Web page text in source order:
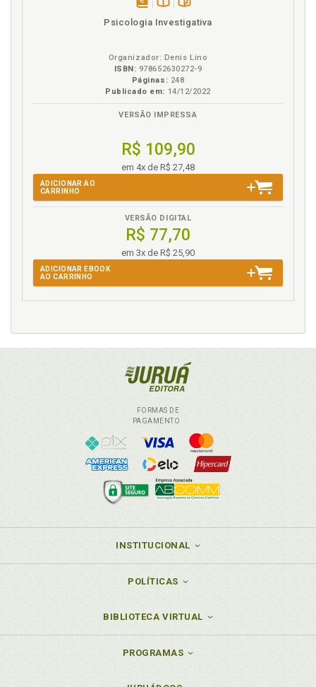
em
Psicologia Investigativa
Organizador: Denis Lino
ISBN: 978652630272-9
Páginas: 248
Publicado em: 14/12/2022
VERSÃO IMPRESSA
R$ 109,90
em 4x de R$ 27,48
ADICIONAR AO
CARRINHO
VERSÃO DIGITAL
R$ 77,70
em 3x de R$ 25,90
ADICIONAR EBOOK
AO CARRINHO
FORMAS DE
PAGAMENTO
INSTITUCIONAL
POLÍTICAS
BIBLIOTECA VIRTUAL
PROGRAMAS